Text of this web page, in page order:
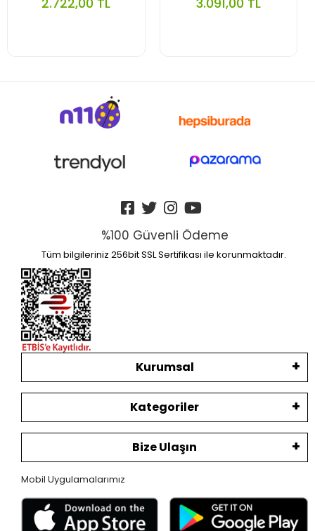
%100 Güvenli Ödeme
Tüm bilgileriniz 256bit SSL Sertifikası ile korunmaktadır.
Kurumsal
Kategoriler
Bize Ulaşın
Mobil Uygulamalarımız